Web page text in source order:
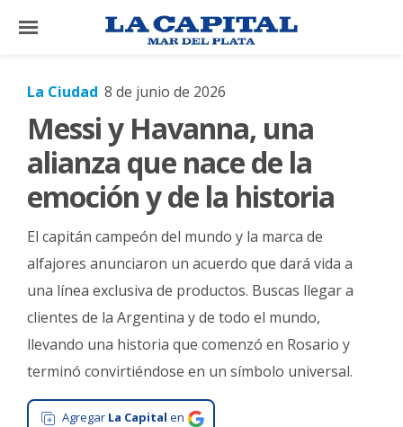
×
El
País
Mundo
La
Zona
Cultura
Tecnología
La Ciudad 8 de junio de 2026
Messi y Havanna, una
alianza que nace de la
emoción y de la historia
El capitán campeón del mundo y la marca de
alfajores anunciaron un acuerdo que dará vida a
una línea exclusiva de productos. Buscas llegar a
clientes de la Argentina y de todo el mundo,
llevando una historia que comenzó en Rosario y
terminó convirtiéndose en un símbolo universal.
Agregar La Capital en